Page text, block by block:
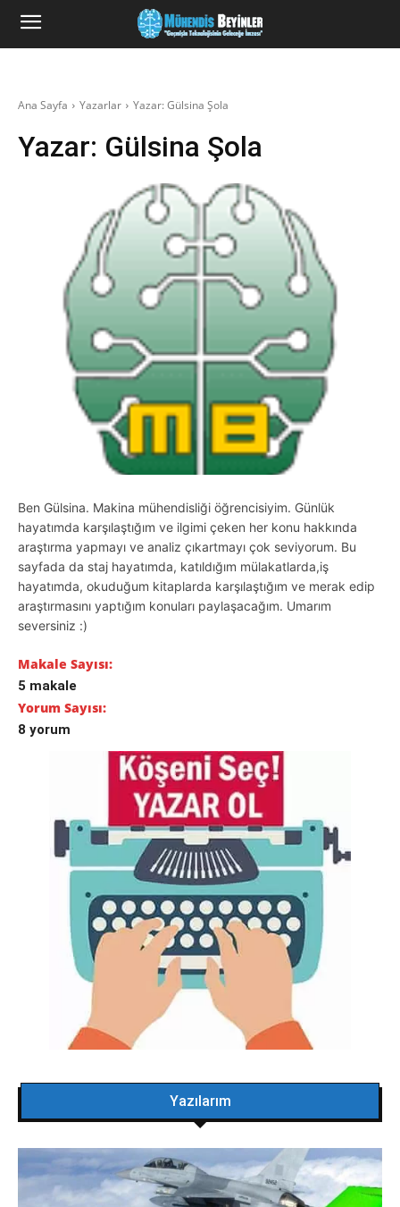
Ana Sayfa Yazarlar Yazar: Gülsina Şola
Yazar: Gülsina Şola
Ben Gülsina. Makina mühendisliği öğrencisiyim. Günlük
hayatımda karşılaştığım ve ilgimi çeken her konu hakkında
araştırma yapmayı ve analiz çıkartmayı çok seviyorum. Bu
sayfada da staj hayatımda, katıldığım mülakatlarda,iş
hayatımda, okuduğum kitaplarda karşılaştığım ve merak edip
araştırmasını yaptığım konuları paylaşacağım. Umarım
seversiniz :)
Makale Sayısı:
5 makale
Yorum Sayısı:
8 yorum
Yazılarım